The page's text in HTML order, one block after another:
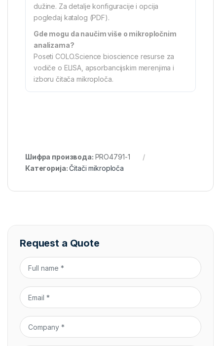
dužine. Za detalje konfiguracije i opcija
pogledaj katalog (PDF).
Gde mogu da naučim više o mikropločnim
analizama?
Poseti COLO.Science bioscience resurse za
vodiče o ELISA, apsorbancijskim merenjima i
izboru čitača mikroploča.
Шифра производа: PRO4791-1
Категорија:Čitači mikroploča
Request a Quote